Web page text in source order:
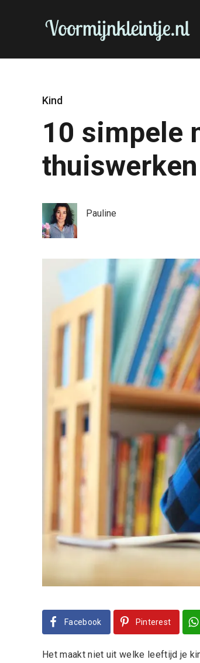
Kind
10 simpele
Pauline
Facebook Pinterest
Het maakt niet uit welke leeftijd je